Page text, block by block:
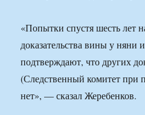
«Попытки спустя шесть лет
доказательства вины у няни
подтверждают, что других
(Следственный комитет при
нет», — сказал Жеребенков.